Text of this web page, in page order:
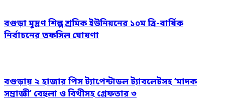
বগুড়া মুদ্রণ শিল্প শ্রমিক ইউনিয়নের ১০ম ত্রি-বার্ষিক
নির্বাচনের তফসিল ঘোষণা
বগুড়ায় ২ হাজার পিস ট্যাপেন্টাডল ট্যাবলেটসহ ‘মাদক
সম্রাজ্ঞী’ বেহুলা ও বিথীসহ গ্রেফতার ৩